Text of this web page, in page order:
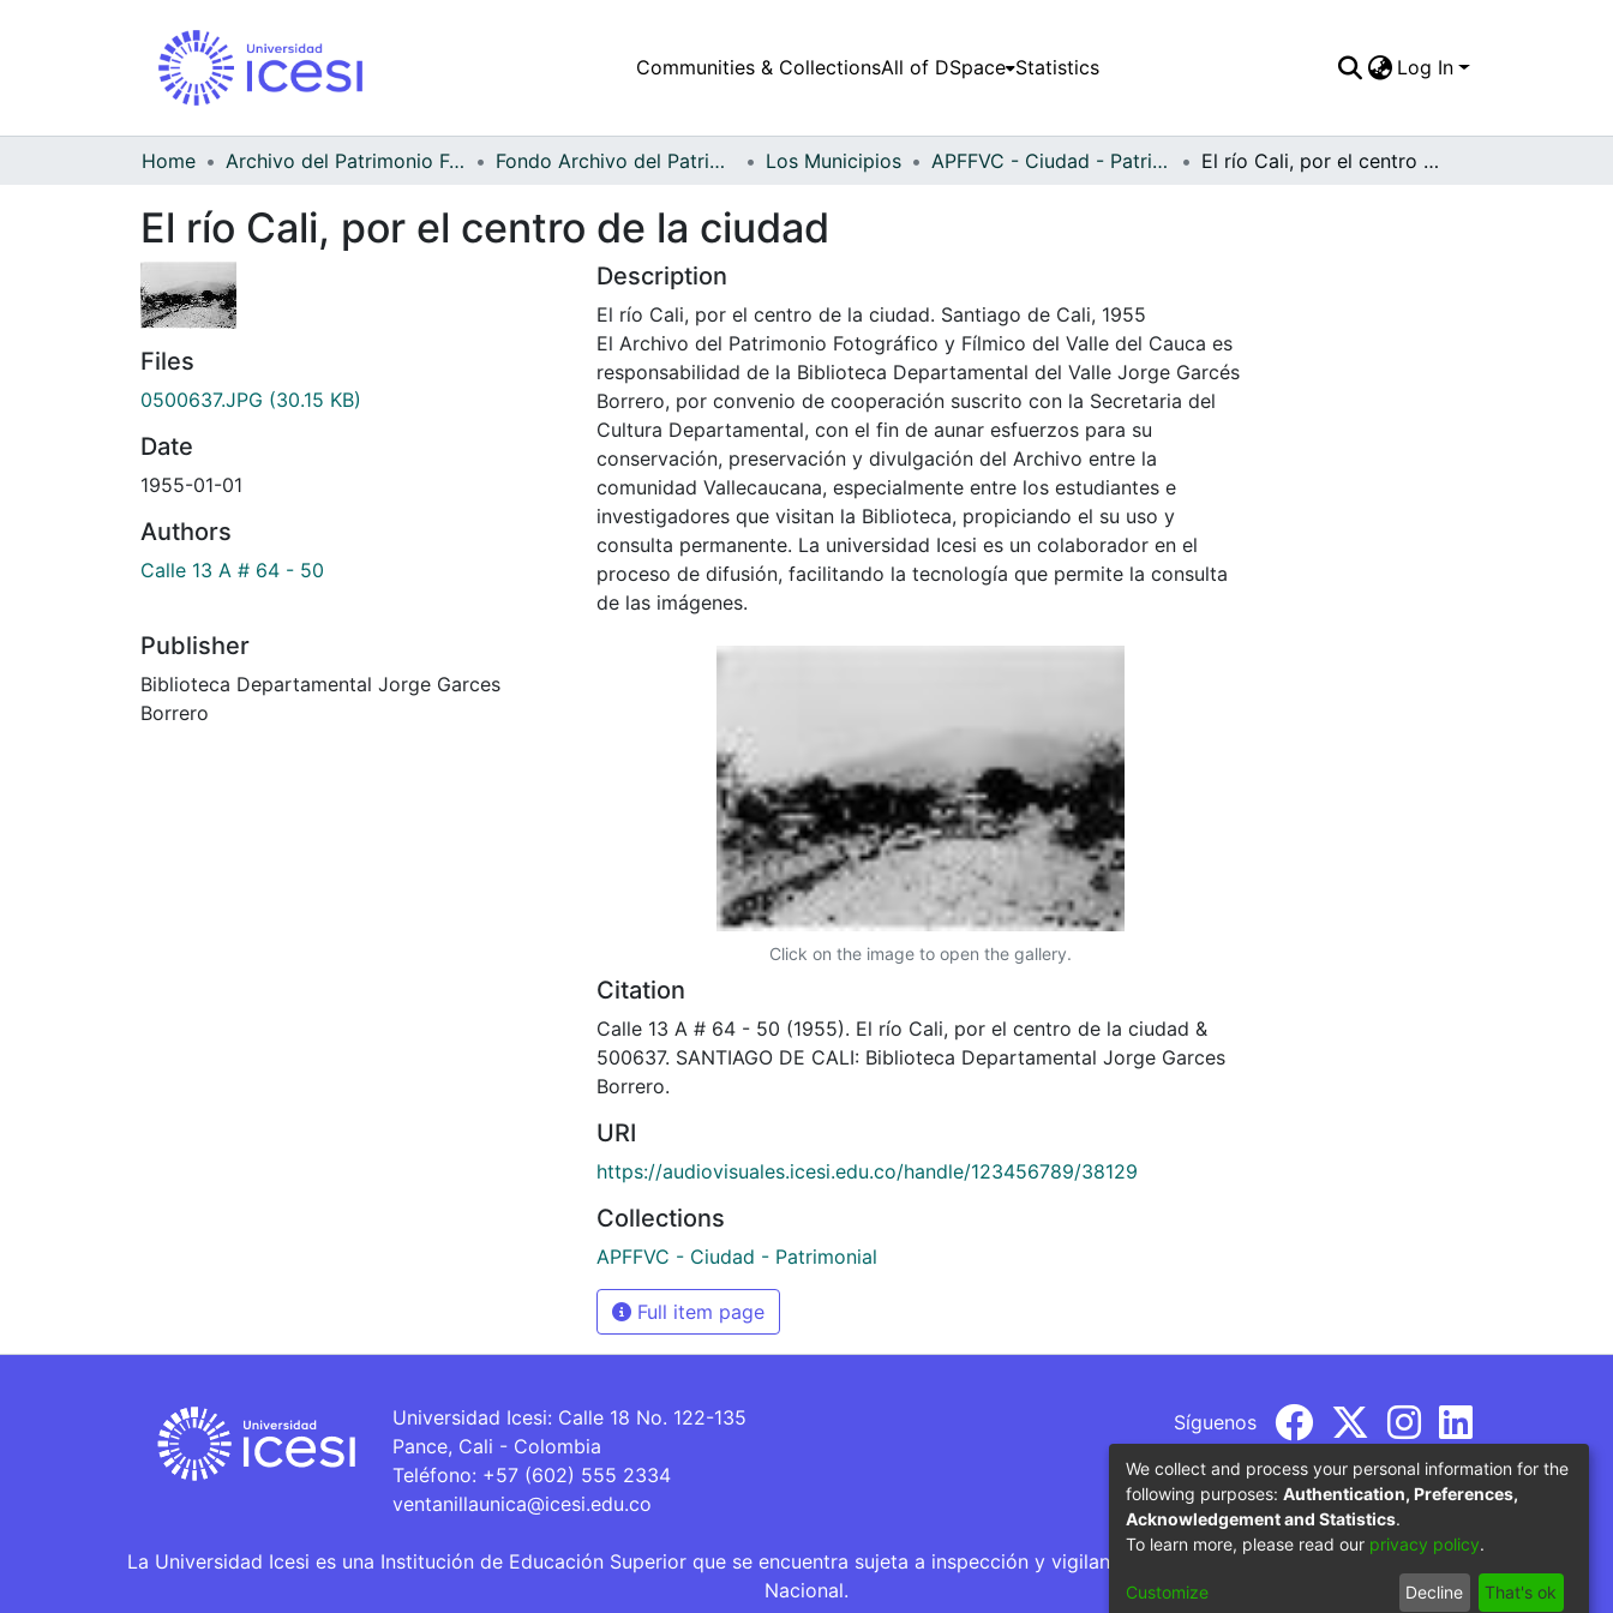
Communities & CollectionsAll of DSpace Statistics Log In
Home Archivo del Patrimonio Fotográfico y Fílmico del Valle del Cauca Fondo Archivo del Patrimonio Fotográfico y Fílmico del Valle del Cauca Los Municipios APFFVC - Ciudad - Patrimonial El río Cali, por el centro de la ciudad
El río Cali, por el centro de la ciudad
Files
0500637.JPG (30.15 KB)
Date
1955-01-01
Authors
Calle 13 A # 64 - 50
Publisher
Biblioteca Departamental Jorge Garces
Borrero
Description
El río Cali, por el centro de la ciudad. Santiago de Cali, 1955
El Archivo del Patrimonio Fotográfico y Fílmico del Valle del Cauca es
responsabilidad de la Biblioteca Departamental del Valle Jorge Garcés
Borrero, por convenio de cooperación suscrito con la Secretaria del
Cultura Departamental, con el fin de aunar esfuerzos para su
conservación, preservación y divulgación del Archivo entre la
comunidad Vallecaucana, especialmente entre los estudiantes e
investigadores que visitan la Biblioteca, propiciando el su uso y
consulta permanente. La universidad Icesi es un colaborador en el
proceso de difusión, facilitando la tecnología que permite la consulta
de las imágenes.
Click on the image to open the gallery.
Citation
Calle 13 A # 64 - 50 (1955). El río Cali, por el centro de la ciudad &
500637. SANTIAGO DE CALI: Biblioteca Departamental Jorge Garces
Borrero.
URI
https://audiovisuales.icesi.edu.co/handle/123456789/38129
Collections
APFFVC - Ciudad - Patrimonial
Full item page
Universidad Icesi: Calle 18 No. 122-135
Pance, Cali - Colombia
Teléfono: +57 (602) 555 2334
ventanillaunica@icesi.edu.co
Síguenos
La Universidad Icesi es una Institución de Educación Superior que se encuentra sujeta a inspección y vigilancia por parte del Ministerio de Educación
Nacional.
We collect and process your personal information for the
following purposes: Authentication, Preferences,
Acknowledgement and Statistics.
To learn more, please read our privacy policy.
Customize Decline That's ok